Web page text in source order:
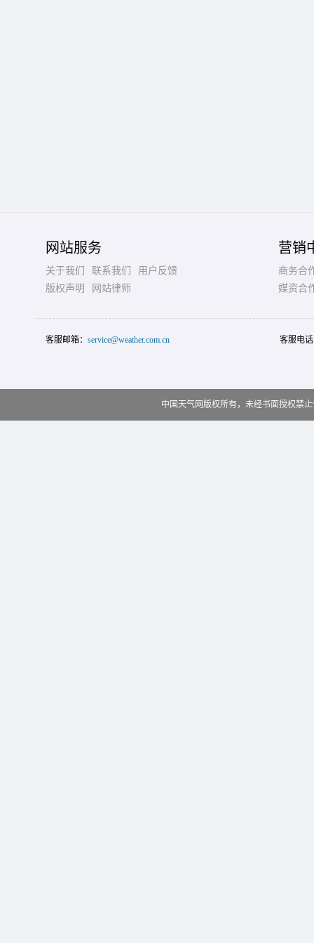
网站服务
关于我们 联系我们
用户反馈
版权声明
网站律师
营销
商务合
媒资合
客服邮箱： service@weather.com.cn 客服电
中国天气网版权所有，未经书面授权